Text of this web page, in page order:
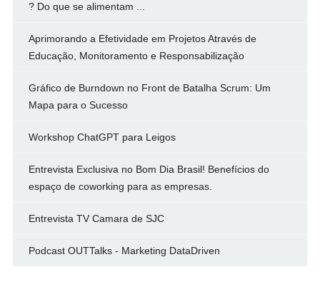
? Do que se alimentam ...
Aprimorando a Efetividade em Projetos Através de
Educação, Monitoramento e Responsabilização
Gráfico de Burndown no Front de Batalha Scrum: Um
Mapa para o Sucesso
Workshop ChatGPT para Leigos
Entrevista Exclusiva no Bom Dia Brasil! Benefícios do
espaço de coworking para as empresas.
Entrevista TV Camara de SJC
Podcast OUTTalks - Marketing DataDriven